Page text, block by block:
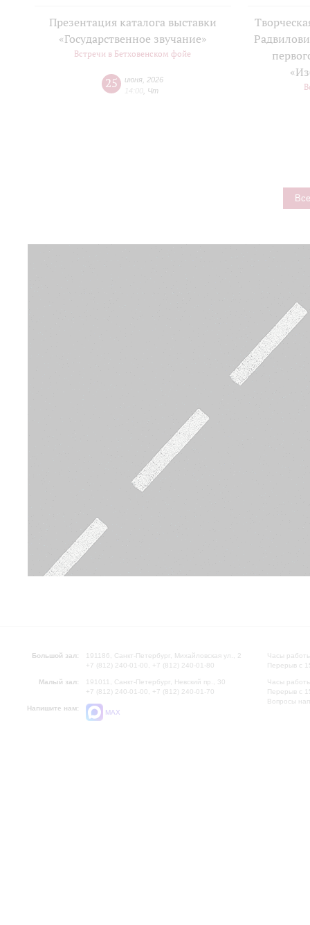
Презентация каталога выставки
«Государственное звучание»
Встречи в Бетховенском фойе
25 июня 2026
14:00 Чт
Большой зал:
191186, Санкт-Петербург, Михайловская ул., 2
+7 (812) 240-01-00, +7 (812) 240-01-80
Малый зал:
191011, Санкт-Петербург, Невский пр., 30
+7 (812) 240-01-00, +7 (812) 240-01-70
Напишите нам:
MAX
Часы
Перерыв с
Часы
Перерыв с
Вопросы